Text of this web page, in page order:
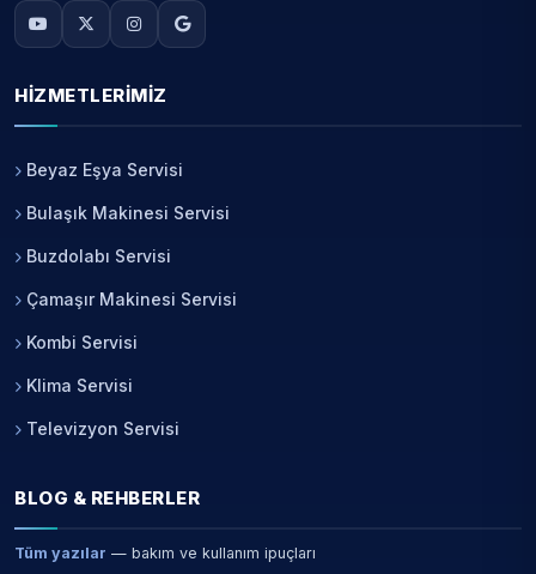
HIZMETLERIMIZ
Beyaz Eşya Servisi
Bulaşık Makinesi Servisi
Buzdolabı Servisi
Çamaşır Makinesi Servisi
Kombi Servisi
Klima Servisi
Televizyon Servisi
BLOG & REHBERLER
Tüm yazılar — bakım ve kullanım ipuçları